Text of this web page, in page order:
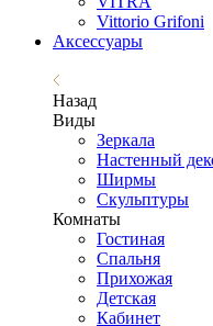
Vittorio Grifoni
Аксессуары
Назад
Виды
Зеркала
Настенный
Ширмы
Скульптуры
Комнаты
Гостиная
Спальня
Прихожая
Детская
Кабинет